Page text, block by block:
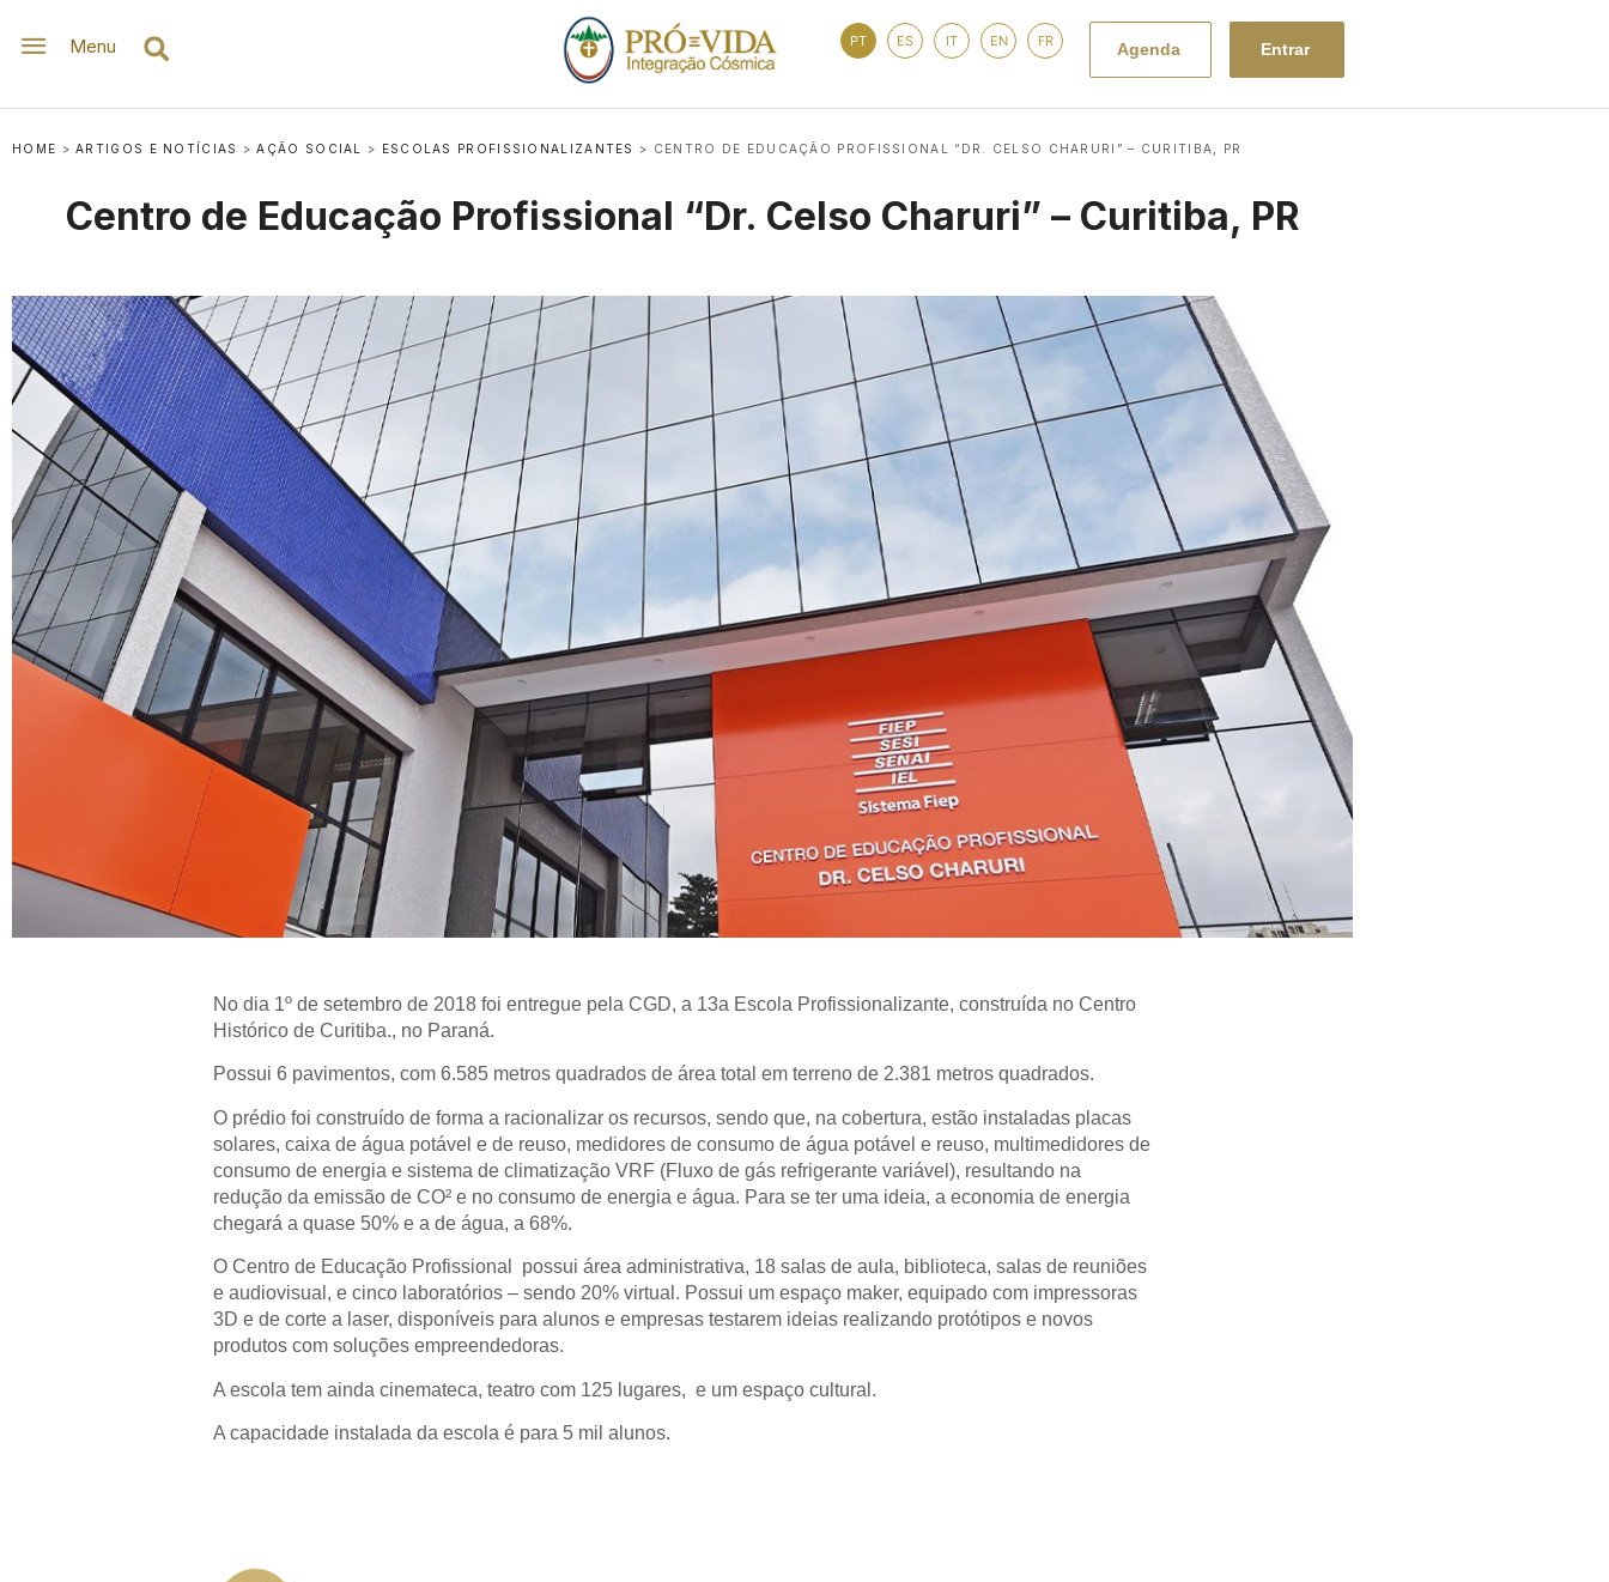
Menu PT ES IT EN FR Agenda Entrar
HOME >ARTIGOS E NOTÍCIAS >AÇÃO SOCIAL > ESCOLAS PROFISSIONALIZANTES > CENTRO DE EDUCAÇÃO PROFISSIONAL “DR. CELSO CHARURI” – CURITIBA, PR
Centro de Educação Profissional “Dr. Celso Charuri” – Curitiba, PR
No dia 1º de setembro de 2018 foi entregue pela CGD, a 13a Escola Profissionalizante, construída no Centro
Histórico de Curitiba., no Paraná.
Possui 6 pavimentos, com 6.585 metros quadrados de área total em terreno de 2.381 metros quadrados.
O prédio foi construído de forma a racionalizar os recursos, sendo que, na cobertura, estão instaladas placas
solares, caixa de água potável e de reuso, medidores de consumo de água potável e reuso, multimedidores de
consumo de energia e sistema de climatização VRF (Fluxo de gás refrigerante variável), resultando na
redução da emissão de CO² e no consumo de energia e água. Para se ter uma ideia, a economia de energia
chegará a quase 50% e a de água, a 68%.
O Centro de Educação Profissional possui área administrativa, 18 salas de aula, biblioteca, salas de reuniões
e audiovisual, e cinco laboratórios – sendo 20% virtual. Possui um espaço maker, equipado com impressoras
3D e de corte a laser, disponíveis para alunos e empresas testarem ideias realizando protótipos e novos
produtos com soluções empreendedoras.
A escola tem ainda cinemateca, teatro com 125 lugares, e um espaço cultural.
A capacidade instalada da escola é para 5 mil alunos.